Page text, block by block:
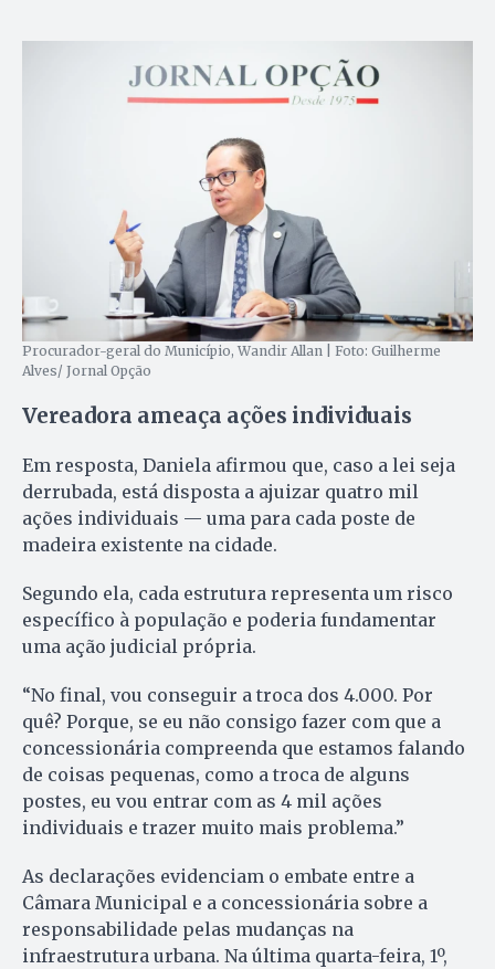
Procurador-geral do Município, Wandir Allan | Foto: Guilherme
Alves/ Jornal Opção
Vereadora ameaça ações individuais
Em resposta, Daniela afirmou que, caso a lei seja
derrubada, está disposta a ajuizar quatro mil
ações individuais — uma para cada poste de
madeira existente na cidade.
Segundo ela, cada estrutura representa um risco
específico à população e poderia fundamentar
uma ação judicial própria.
“No final, vou conseguir a troca dos 4.000. Por
quê? Porque, se eu não consigo fazer com que a
concessionária compreenda que estamos falando
de coisas pequenas, como a troca de alguns
postes, eu vou entrar com as 4 mil ações
individuais e trazer muito mais problema.”
As declarações evidenciam o embate entre a
Câmara Municipal e a concessionária sobre a
responsabilidade pelas mudanças na
infraestrutura urbana. Na última quarta-feira, 1º,